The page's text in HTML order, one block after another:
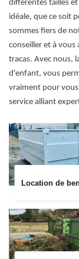
différentes tailles
idéale, que ce soit
sommes fiers de
conseiller et à vous
tracas. Avec nous,
d'enfant, vous
vraiment pour
service alliant
Location de